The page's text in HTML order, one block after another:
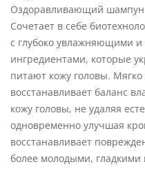
Оздоравливающий
Сочетает в себе
с глубоко увлажняющими
ингредиентами, которые
питают кожу головы.
восстанавливает баланс
кожу головы, не удаляя
одновременно улучшая
восстанавливает
более молодыми,